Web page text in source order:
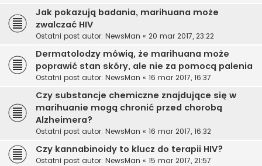
Jak pokazują badania, marihuana może
zwalczać HIV
Ostatni post autor: NewsMan « 20 mar 2017, 23:22
Dermatolodzy mówią, że marihuana może
poprawić stan skóry, ale nie za pomocą palenia
Ostatni post autor: NewsMan « 16 mar 2017, 16:37
Czy substancje chemiczne znajdujące się w
marihuanie mogą chronić przed chorobą
Alzheimera?
Ostatni post autor: NewsMan « 16 mar 2017, 16:32
Czy kannabinoidy to klucz do terapii HIV?
Ostatni post autor: NewsMan « 15 mar 2017, 21:57